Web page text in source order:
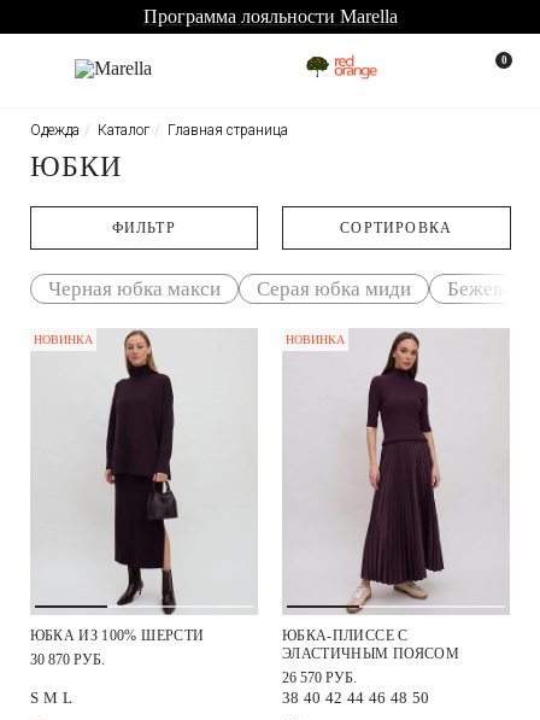
Программа лояльности Marella
0
Главная страница
Каталог
Одежда
ЮБКИ
ФИЛЬТР CОРТИРОВКА
Черная юбка макси Серая юбка миди Бежевая
НОВИНКА
ЮБКА ИЗ 100% ШЕРСТИ
30 870 РУБ.
S M L
НОВИНКА
ЮБКА-ПЛИССЕ С
ЭЛАСТИЧНЫМ ПОЯСОМ
26 570 РУБ.
38 40 42 44 46 48 50